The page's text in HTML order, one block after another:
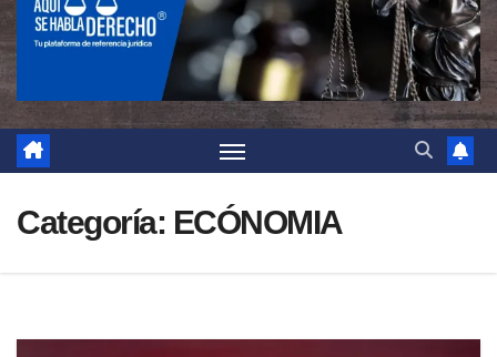
Categoría: ECÓNOMIA